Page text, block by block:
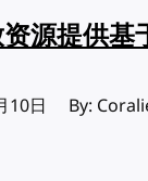
源提供基
10日 By: